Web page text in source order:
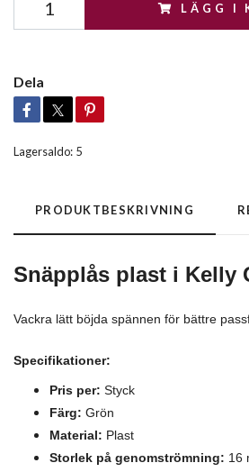
LÄGG I
Dela
Lagersaldo: 5
PRODUKTBESKRIVNING
Snäpplås plast i Kelly
Vackra lätt böjda spännen för bättre
Specifikationer:
Pris per: Styck
Färg: Grön
Material: Plast
Storlek på genomströmning: 16